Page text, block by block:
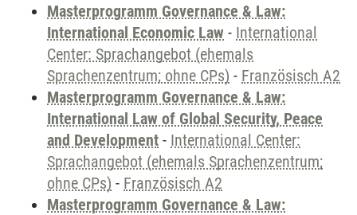
Masterprogramm Governance & Law:
International Economic Law - International
Center: Sprachangebot (ehemals
Sprachenzentrum; ohne CPs) - Französisch A2
Masterprogramm Governance & Law:
International Law of Global Security, Peace
and Development - International Center:
Sprachangebot (ehemals Sprachenzentrum;
ohne CPs) - Französisch A2
Masterprogramm Governance & Law: